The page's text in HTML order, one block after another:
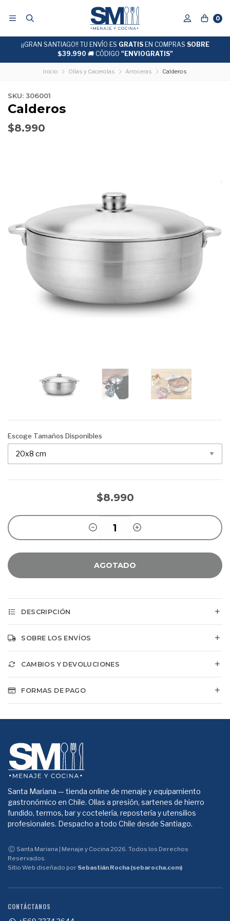
0
¡¡GRAN SANTIAGO!! TU ENVÍO ES GRATISEN COMPRAS SOBRE
$39.990 🚚 CÓDIGO "ENVIOGRATIS"
DESPACHO EXPRESS 24 hrs hábiles
Inicio Ollas y Cacerolas Arroceras Calderos
SKU: 306001
Calderos
$8.990
Escoge Tamaños Disponibles
$8.990
AGOTADO
DESCRIPCIÓN
SOBRE LOS ENVÍOS
CAMBIOS Y DEVOLUCIONES
FORMAS DE PAGO
Santa Mariana — tienda online de menaje y equipamiento
gastronómico en Chile. Ollas a presión, sartenes de hierro
fundido, termos, bar y coctelería, repostería y utensilios
profesionales. Despacho a todo Chile desde Santiago.
Santa Mariana | Menaje y Cocina 2026. Todos los Derechos
Reservados.
Sitio Web diseñado por Sebastián Rocha (sebarocha.com)
CONTÁCTANOS